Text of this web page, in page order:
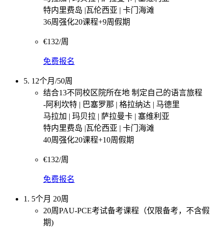
特内里费岛 |瓦伦西亚 | 卡门海滩
36周强化20课程+9周假期
€132/周
免费报名
5. 12个月/50周
结合13不同校区院所在地 制定自己的语言旅程
-阿利坎特 | 巴塞罗那 | 格拉纳达 | 马德里
马拉加 | 玛贝拉 | 萨拉曼卡 | 塞维利亚
特内里费岛 |瓦伦西亚 | 卡门海滩
40周强化20课程+10周假期
€132/周
免费报名
1. 5个月 20周
20周PAU-PCE考试备考课程（仅限备考，不含假
期)